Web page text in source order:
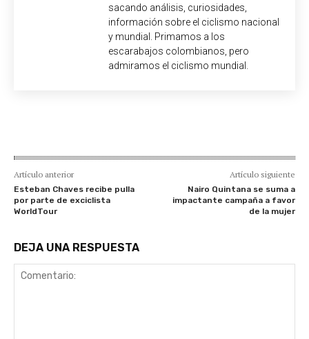
sacando análisis, curiosidades,
información sobre el ciclismo nacional
y mundial. Primamos a los
escarabajos colombianos, pero
admiramos el ciclismo mundial.
Artículo anterior
Esteban Chaves recibe pulla
por parte de exciclista
WorldTour
Artículo siguiente
Nairo Quintana se suma a
impactante campaña a favor
de la mujer
DEJA UNA RESPUESTA